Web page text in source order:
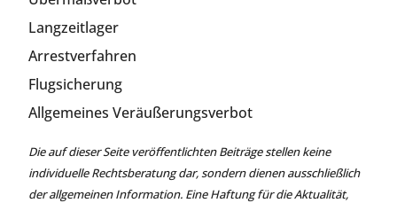
Langzeitlager
Arrestverfahren
Flugsicherung
Allgemeines Veräußerungsverbot
Die auf dieser Seite veröffentlichten Beiträge stellen keine
individuelle Rechtsberatung dar, sondern dienen ausschließlich
der allgemeinen Information. Eine Haftung für die Aktualität,